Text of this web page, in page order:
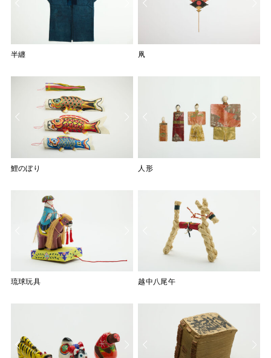
半纏 凧
凧
凧
鯉のぼり
鯉のぼり 人形
人形
琉球玩具
琉球玩具
琉球玩具
金魚山車
紙軍艦
紙軍艦 越中八尾午
赤べこ